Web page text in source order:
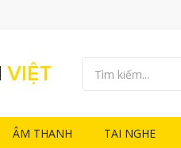
ÂM THANH TAI NGHE